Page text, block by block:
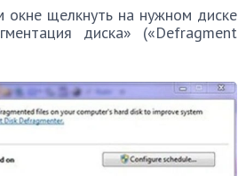
щелкнуть на нужном диске
диска» («Defragment